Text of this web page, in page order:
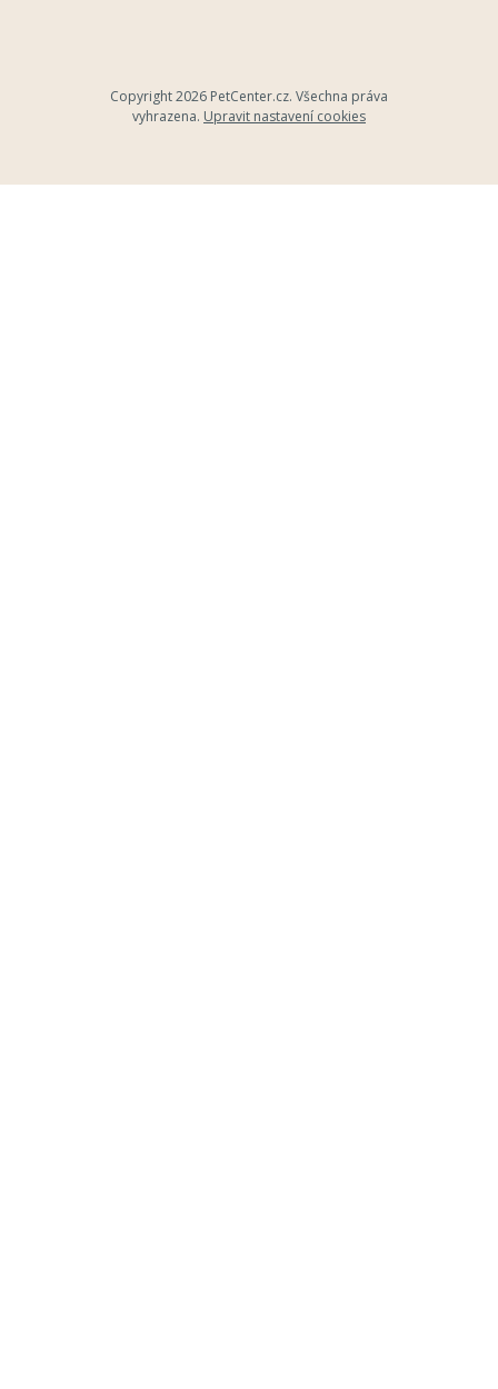
Copyright 2026 PetCenter.cz. Všechna práva
vyhrazena. Upravit nastavení cookies